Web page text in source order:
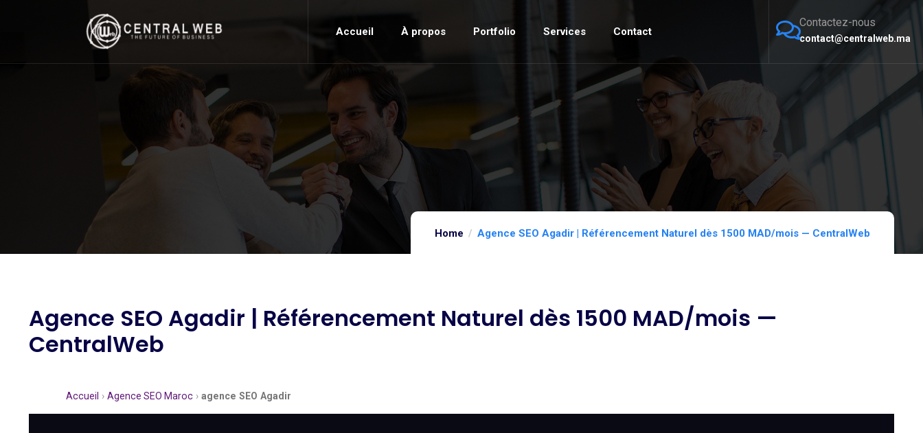
Accueil À propos Portfolio Services Contact
Contactez-nous
contact@centralweb.ma
Home Agence SEO Agadir | Référencement Naturel dès 1500 MAD/mois — CentralWeb
Agence SEO Agadir | Référencement Naturel dès 1500 MAD/mois —
CentralWeb
Accueil › Agence SEO Maroc › agence SEO Agadir